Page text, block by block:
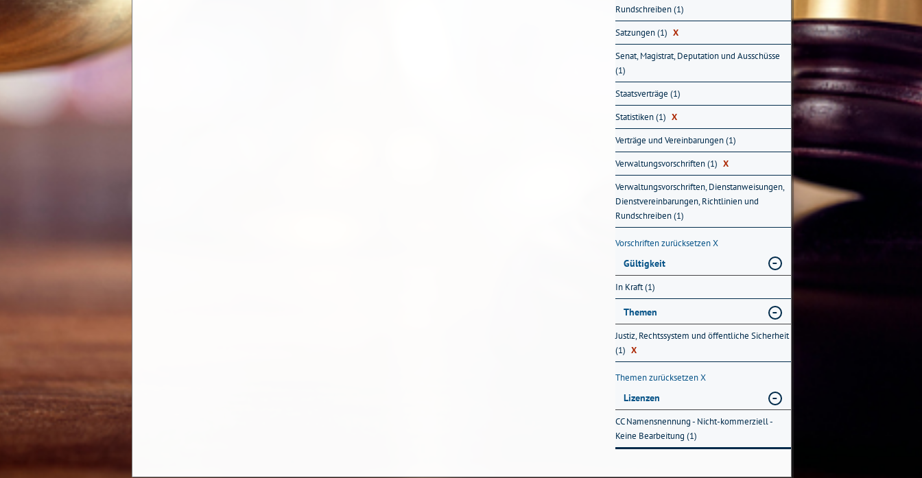
Rundschreiben (1)
Satzungen (1) X
Senat, Magistrat, Deputation und Ausschüsse
(1)
Staatsverträge (1)
Statistiken (1) X
Verträge und Vereinbarungen (1)
Verwaltungsvorschriften (1) X
Verwaltungsvorschriften, Dienstanweisungen,
Dienstvereinbarungen, Richtlinien und
Rundschreiben (1)
Vorschriften zurücksetzenX
Gültigkeit
In Kraft (1)
Themen
Justiz, Rechtssystem und öffentliche Sicherheit
(1) X
Themen zurücksetzenX
Lizenzen
CC Namensnennung - Nicht-kommerziell -
Keine Bearbeitung (1)